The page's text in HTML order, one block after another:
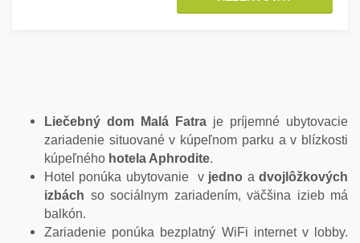
Liečebný dom Malá Fatra je príjemné ubytovacie
zariadenie situované v kúpeľnom parku a v blízkosti
kúpeľného hotela Aphrodite.
Hotel ponúka ubytovanie v jedno advojlôžkových
izbách so sociálnym zariadením, väčšina izieb má
balkón.
Zariadenie ponúka bezplatný WiFi internet v lobby.